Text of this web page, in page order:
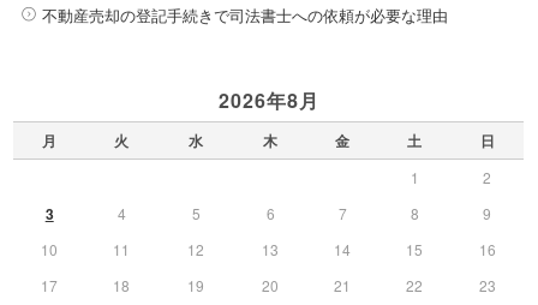
不動産売却の登記手続きで司法書士への依頼が必要な理由
2026年8月
月 火 水 木 金 土 日
1 2
3 4 5 6 7 8
9
10
11 12 13 14 15
16
17
18 19 20 21 22
23